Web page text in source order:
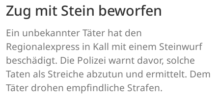
Zug mit Stein beworfen
Ein unbekannter Täter hat den
Regionalexpress in Kall mit einem Steinwurf
beschädigt. Die Polizei warnt davor, solche
Taten als Streiche abzutun und ermittelt. Dem
Täter drohen empfindliche Strafen.